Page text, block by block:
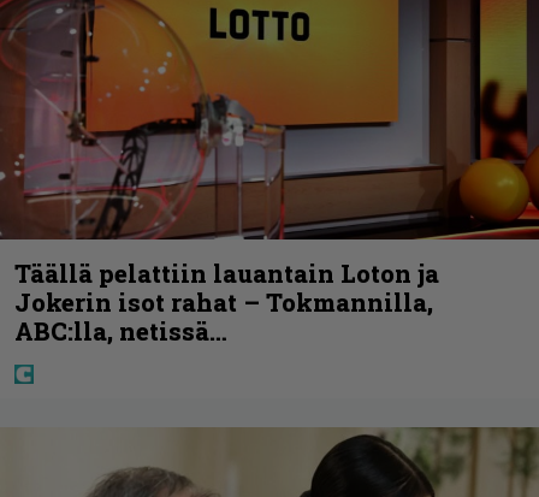
Täällä pelattiin lauantain Loton ja
Jokerin isot rahat – Tokmannilla,
ABC:lla, netissä…